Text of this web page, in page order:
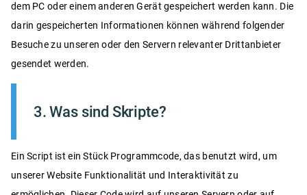
dem PC oder einem anderen Gerät gespeichert werden kann. Die
darin gespeicherten Informationen können während folgender
Besuche zu unseren oder den Servern relevanter Drittanbieter
gesendet werden.
3. Was sind Skripte?
Ein Script ist ein Stück Programmcode, das benutzt wird, um
unserer Website Funktionalität und Interaktivität zu